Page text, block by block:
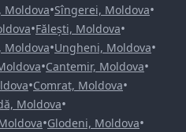
Moldova•Sîngerei, Moldova•
•Fălești, Moldova•
Moldova•Ungheni, Moldova•
•Cantemir, Moldova•
•Comrat, Moldova•
Moldova•
•Glodeni, Moldova•